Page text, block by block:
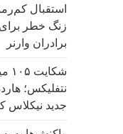
زنگ خطر برای
برادران وارنر
نتفلیکس؛
جدید